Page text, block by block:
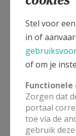
29/09
30/09
19.00
01/10
19.00
02/10
19.00
04/10
11.00
Stel voor
in of
of om je
Functionele
Zorgen dat
portaal
toe via de
gebruik